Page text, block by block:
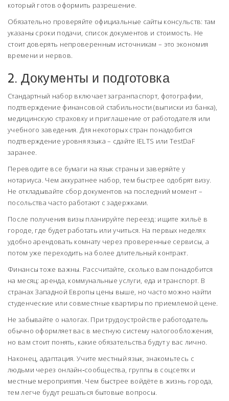
который готов оформить разрешение.
Обязательно проверяйте официальные сайты консульств: там
указаны сроки подачи, список документов и стоимость. Не
стоит доверять непроверенным источникам – это экономия
времени и нервов.
2. Документы и подготовка
Стандартный набор включает загранпаспорт, фотографии,
подтверждение финансовой стабильности (выписки из банка),
медицинскую страховку и приглашение от работодателя или
учебного заведения. Для некоторых стран понадобится
подтверждение уровня языка – сдайте IELTS или TestDaF
заранее.
Переводите все бумаги на язык страны и заверяйте у
нотариуса. Чем аккуратнее набор, тем быстрее одобрят визу.
Не откладывайте сбор документов на последний момент –
посольства часто работают с задержками.
После получения визы планируйте переезд: ищите жильё в
городе, где будет работать или учиться. На первых неделях
удобно арендовать комнату через проверенные сервисы, а
потом уже переходить на более длительный контракт.
Финансы тоже важны. Рассчитайте, сколько вам понадобится
на месяц: аренда, коммунальные услуги, еда и транспорт. В
странах Западной Европы цены выше, но часто можно найти
студенческие или совместные квартиры по приемлемой цене.
Не забывайте о налогах. При трудоустройстве работодатель
обычно оформляет вас в местную систему налогообложения,
но вам стоит понять, какие обязательства будут у вас лично.
Наконец, адаптация. Учите местный язык, знакомьтесь с
людьми через онлайн‑сообщества, группы в соцсетях и
местные мероприятия. Чем быстрее войдёте в жизнь города,
тем легче будут решаться бытовые вопросы.